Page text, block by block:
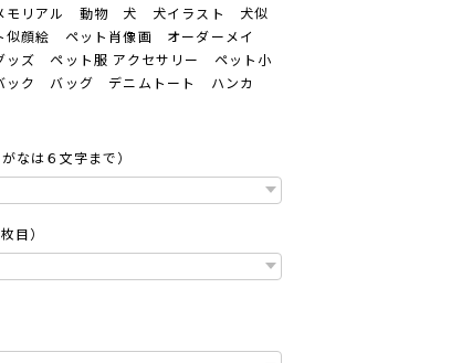
リアル 動物 犬 犬イラスト 犬似
顔絵 ペット肖像画 オーダーメイ
ズ ペット服 アクセサリー ペット小
ク バッグ デニムトート ハンカ
なは６文字まで）
目）